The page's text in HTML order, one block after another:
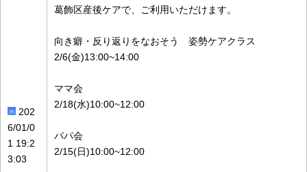
202
6/01/0
1 19:2
3:03
葛飾区産後ケアで、ご利用いただけます。
向き癖・反り返りをなおそう 姿勢ケアクラス
2/6(金)13:00~14:00
ママ会
2/18(水)10:00~12:00
パパ会
2/15(日)10:00~12:00